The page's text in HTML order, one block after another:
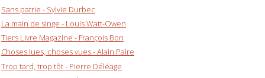
Sans patrie - Sylvie Durbec
La main de singe - Louis Watt-Owen
Tiers Livre Magazine - François Bon
Choses lues, choses vues - Alain Paire
Trop tard, trop tôt - Pierre Déléage